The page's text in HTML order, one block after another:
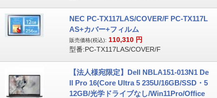
NEC PC-TX117LAS/COVER/F PC-TX117L
AS+カバー+フィルム
販売価格(税込): 110,310 円
型番:PC-TX117LAS/COVER/F
【法人様宛限定】Dell NBLA151-013N1 De
ll Pro 16(Core Ultra 5 235U/16GB/SSD・5
12GB/光学ドライブなし/Win11Pro/Office